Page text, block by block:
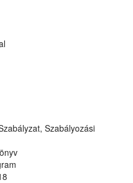
Szabályozási